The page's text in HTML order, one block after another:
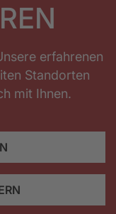
erfahrenen
Standorten
mit Ihnen.